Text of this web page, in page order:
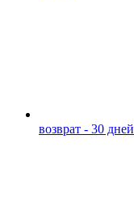
возврат - 30 дней